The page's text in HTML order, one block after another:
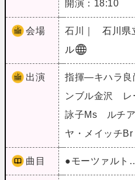
開演：18:10
会場 石川｜
石川県
ル
出演
指揮―キハラ
ンブル金沢 レ
詠子Ms ルチ
ヤ・メイッチ
曲目 ●モーツァルト